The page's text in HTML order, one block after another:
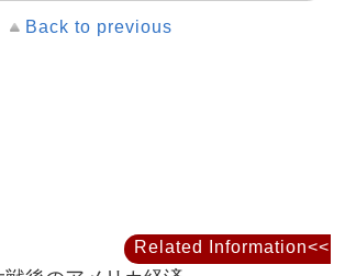
Back to previous
Related Information<<